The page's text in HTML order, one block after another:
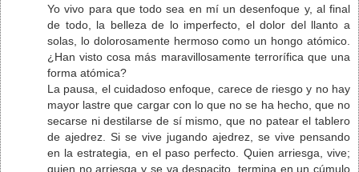
Yo vivo para que todo sea en mí un desenfoque y, al final
de todo, la belleza de lo imperfecto, el dolor del llanto a
solas, lo dolorosamente hermoso como un hongo atómico.
¿Han visto cosa más maravillosamente terrorífica que una
forma atómica?
La pausa, el cuidadoso enfoque, carece de riesgo y no hay
mayor lastre que cargar con lo que no se ha hecho, que no
secarse ni destilarse de sí mismo, que no patear el tablero
de ajedrez. Si se vive jugando ajedrez, se vive pensando
en la estrategia, en el paso perfecto. Quien arriesga, vive;
quien no arriesga y se va despacito, termina en un cúmulo